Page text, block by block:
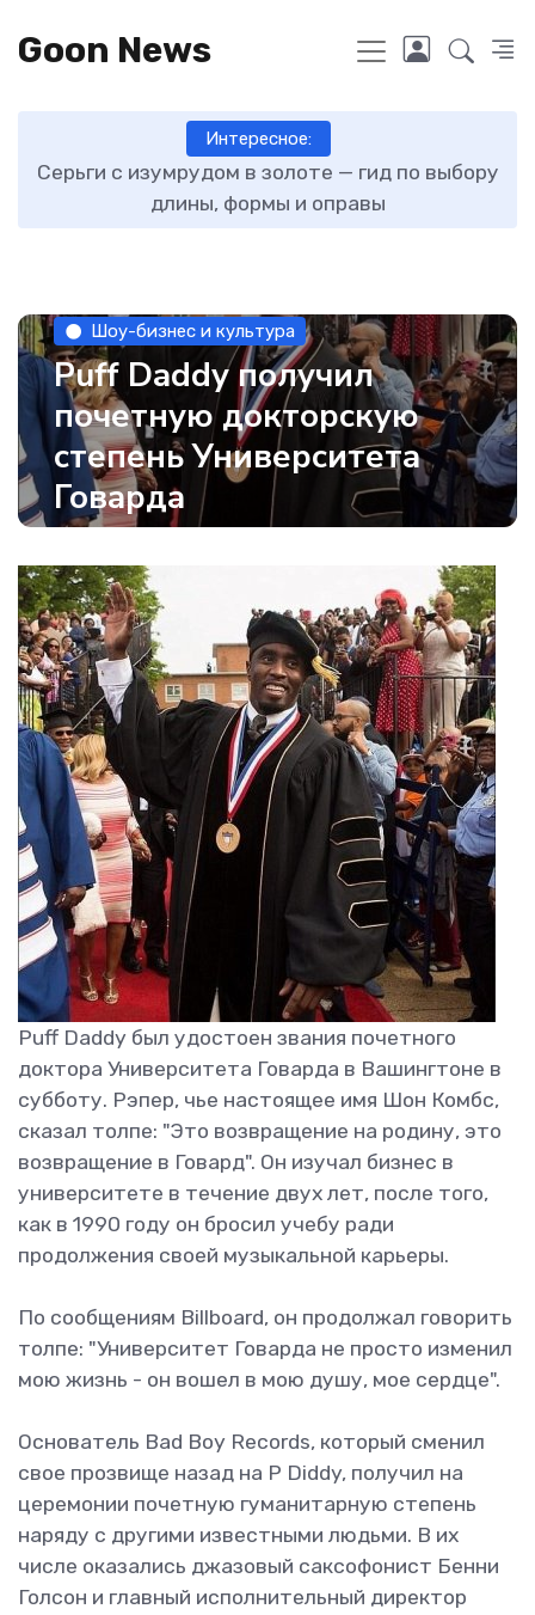
Goon News
Интересное:
Серьги с изумрудом в золоте — гид по выбору
длины, формы и оправы
Шоу-бизнес и культура
Puff Daddy получил
почетную докторскую
степень Университета
Говарда
Puff Daddy был удостоен звания почетного
доктора Университета Говарда в Вашингтоне в
субботу. Рэпер, чье настоящее имя Шон Комбс,
сказал толпе: "Это возвращение на родину, это
возвращение в Говард". Он изучал бизнес в
университете в течение двух лет, после того,
как в 1990 году он бросил учебу ради
продолжения своей музыкальной карьеры.
По сообщениям Billboard, он продолжал говорить
толпе: "Университет Говарда не просто изменил
мою жизнь - он вошел в мою душу, мое сердце".
Основатель Bad Boy Records, который сменил
свое прозвище назад на P Diddy, получил на
церемонии почетную гуманитарную степень
наряду с другими известными людьми. В их
числе оказались джазовый саксофонист Бенни
Голсон и главный исполнительный директор